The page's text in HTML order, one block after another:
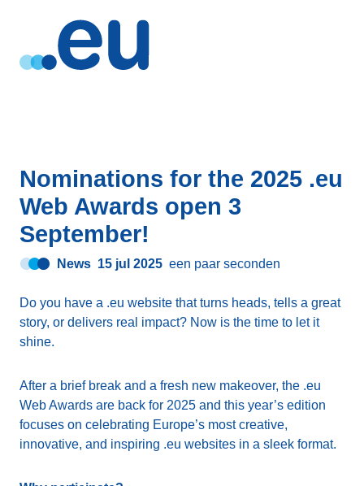
Nominations for the 2025 .eu
Web Awards open 3
September!
News 15 jul 2025 een paar seconden
Do you have a .eu website that turns heads, tells a great
story, or delivers real impact? Now is the time to let it
shine.
After a brief break and a fresh new makeover, the .eu
Web Awards are back for 2025 and this year’s edition
focuses on celebrating Europe’s most creative,
innovative, and inspiring .eu websites in a sleek format.